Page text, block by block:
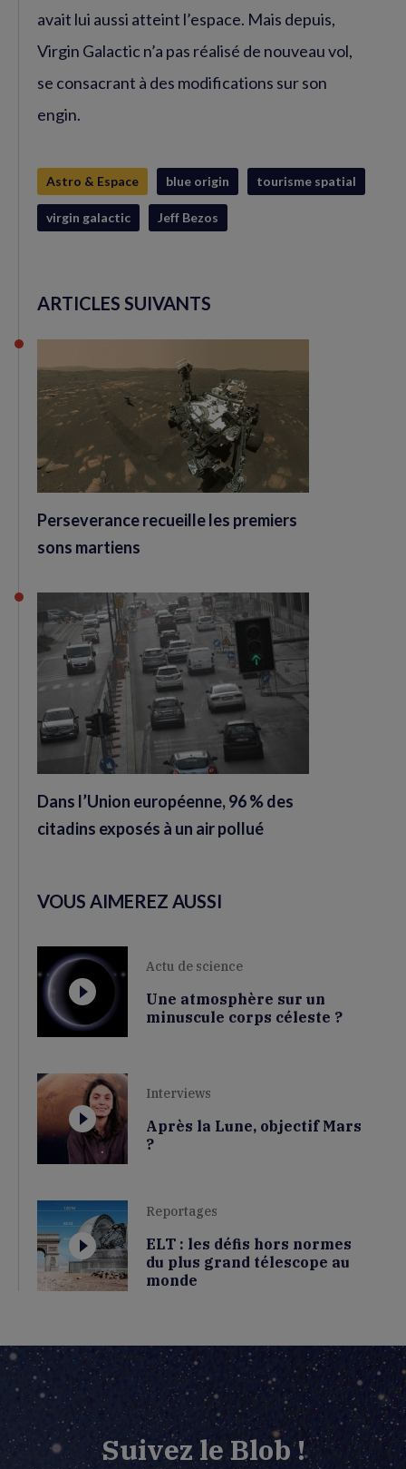
avait lui aussi atteint l’espace. Mais depuis,
Virgin Galactic n’a pas réalisé de nouveau vol,
se consacrant à des modifications sur son
engin.
Astro & Espace blue origin tourisme spatial
virgin galactic Jeff Bezos
ARTICLES SUIVANTS
Perseverance recueille les premiers
sons martiens
Dans l’Union européenne, 96 % des
citadins exposés à un air pollué
VOUS AIMEREZ AUSSI
Actu de science
Une atmosphère sur un
minuscule corps céleste ?
Interviews
Après la Lune, objectif Mars
?
Reportages
ELT : les défis hors normes
du plus grand télescope au
monde
Suivez le Blob !